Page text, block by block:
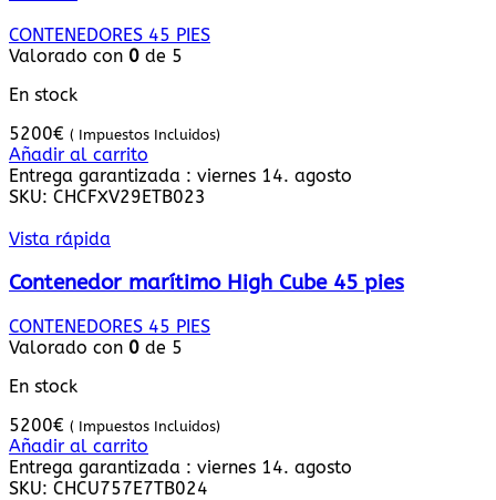
CONTENEDORES 45 PIES
Valorado con 0 de 5
En stock
5200€ ( Impuestos Incluidos)
Añadir al carrito
Entrega garantizada : viernes 14. agosto
SKU: CHCFXV29ETB023
Vista rápida
Contenedor marítimo High Cube 45 pies
CONTENEDORES 45 PIES
Valorado con 0 de 5
En stock
5200€ ( Impuestos Incluidos)
Añadir al carrito
Entrega garantizada : viernes 14. agosto
SKU: CHCU757E7TB024